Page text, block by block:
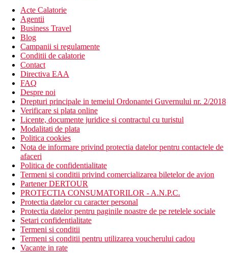
Acte Calatorie
Agentii
Business Travel
Blog
Campanii si regulamente
Conditii de calatorie
Contact
Directiva EAA
FAQ
Despre noi
Drepturi principale in temeiul Ordonantei Guvernului nr. 2/2018
Verificare si plata online
Licente, documente juridice si contractul cu turistul
Modalitati de plata
Politica cookies
Nota de informare privind protectia datelor pentru contactele de
afaceri
Politica de confidentialitate
Termeni si conditii privind comercializarea biletelor de avion
Partener DERTOUR
PROTECTIA CONSUMATORILOR - A.N.P.C.
Protectia datelor cu caracter personal
Protectia datelor pentru paginile noastre de pe retelele sociale
Setari confidentialitate
Termeni si conditii
Termeni si conditii pentru utilizarea voucherului cadou
Vacante in rate